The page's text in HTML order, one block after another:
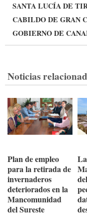
SANTA LUCÍA DE
CABILDO DE GRAN
GOBIERNO DE
Noticias
Plan de empleo
para la retirada de
invernaderos
deteriorados en la
Mancomunidad
del Sureste
La